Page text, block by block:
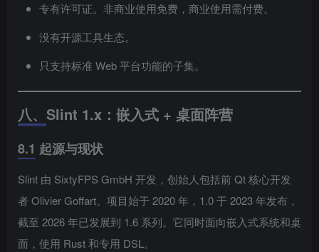
专有许可证。非商业使用免费，商业使用需付费。
没有开源工具生态。
只支持标准 Web 平台功能的子集。
八、Slint 1.x：嵌入式 + 桌面阵营
8.1 起源与现状
Slint 由 SixtyFPS GmbH 开发，创始人包括前 Qt 核心开发
者 Olivier Goffart。项目始于 2020 年，1.0 于 2023 年发布，
截至 2026 年已发展到 1.6 系列。它同时面向嵌入式系统和桌
面，使用 Rust 和专用 DSL。